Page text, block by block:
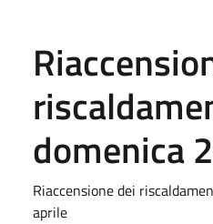
domenica
Riaccensione dei
aprile